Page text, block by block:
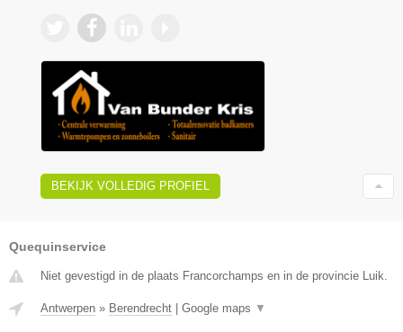
BEKIJK VOLLEDIG PROFIEL
Quequinservice
Niet gevestigd in de plaats Francorchamps en in de provincie Luik.
Antwerpen » Berendrecht Google maps ▼